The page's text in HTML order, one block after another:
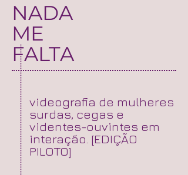
NADA
ME
FALTA
videografia de mulheres
surdas, cegas e
videntes-ouvintes em
interação. [EDIÇÃO
PILOTO]